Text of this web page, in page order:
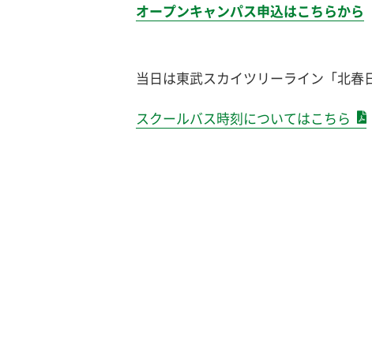
オープンキャンパス申込はこちらから
当日は東武スカイツリーライン「北春
スクールバス時刻についてはこちら